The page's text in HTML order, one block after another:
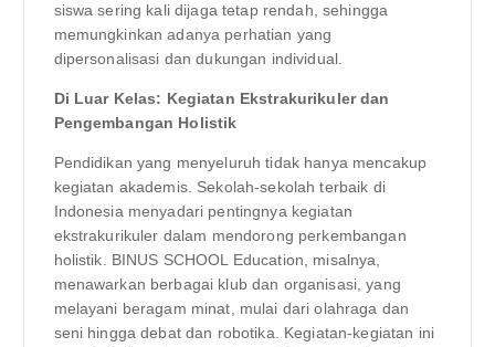
siswa sering kali dijaga tetap rendah, sehingga
memungkinkan adanya perhatian yang
dipersonalisasi dan dukungan individual.
Di Luar Kelas: Kegiatan Ekstrakurikuler dan
Pengembangan Holistik
Pendidikan yang menyeluruh tidak hanya mencakup
kegiatan akademis. Sekolah-sekolah terbaik di
Indonesia menyadari pentingnya kegiatan
ekstrakurikuler dalam mendorong perkembangan
holistik. BINUS SCHOOL Education, misalnya,
menawarkan berbagai klub dan organisasi, yang
melayani beragam minat, mulai dari olahraga dan
seni hingga debat dan robotika. Kegiatan-kegiatan ini